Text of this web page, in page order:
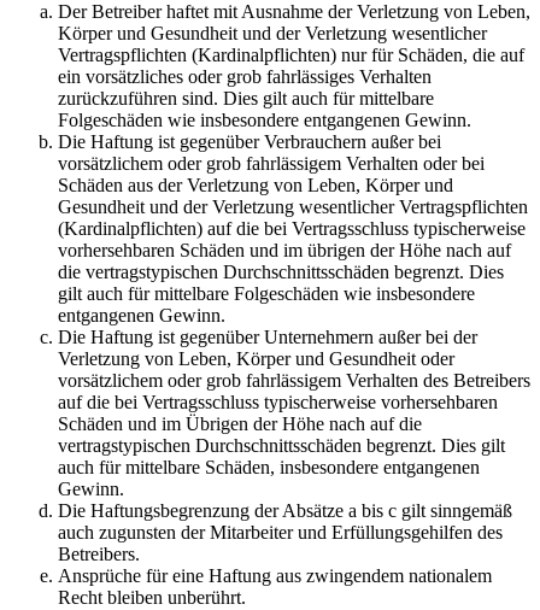
Der Betreiber haftet mit Ausnahme der Verletzung von Leben,
Körper und Gesundheit und der Verletzung wesentlicher
Vertragspflichten (Kardinalpflichten) nur für Schäden, die auf
ein vorsätzliches oder grob fahrlässiges Verhalten
zurückzuführen sind. Dies gilt auch für mittelbare
Folgeschäden wie insbesondere entgangenen Gewinn.
Die Haftung ist gegenüber Verbrauchern außer bei
vorsätzlichem oder grob fahrlässigem Verhalten oder bei
Schäden aus der Verletzung von Leben, Körper und
Gesundheit und der Verletzung wesentlicher Vertragspflichten
(Kardinalpflichten) auf die bei Vertragsschluss typischerweise
vorhersehbaren Schäden und im übrigen der Höhe nach auf
die vertragstypischen Durchschnittsschäden begrenzt. Dies
gilt auch für mittelbare Folgeschäden wie insbesondere
entgangenen Gewinn.
Die Haftung ist gegenüber Unternehmern außer bei der
Verletzung von Leben, Körper und Gesundheit oder
vorsätzlichem oder grob fahrlässigem Verhalten des Betreibers
auf die bei Vertragsschluss typischerweise vorhersehbaren
Schäden und im Übrigen der Höhe nach auf die
vertragstypischen Durchschnittsschäden begrenzt. Dies gilt
auch für mittelbare Schäden, insbesondere entgangenen
Gewinn.
Die Haftungsbegrenzung der Absätze a bis c gilt sinngemäß
auch zugunsten der Mitarbeiter und Erfüllungsgehilfen des
Betreibers.
Ansprüche für eine Haftung aus zwingendem nationalem
Recht bleiben unberührt.